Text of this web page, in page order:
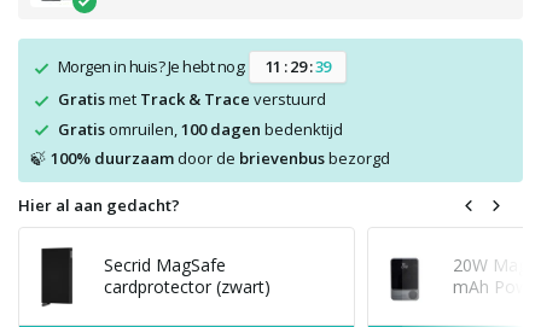
Morgen in huis? Je hebt nog: 11 :29:38
Gratismet Track & Trace verstuurd
Gratisomruilen, 100 dagen bedenktijd
🍃 100% duurzaamdoor de brievenbusbezorgd
Hier al aan gedacht?
Secrid MagSafe
cardprotector (zwart)
20W
mAh